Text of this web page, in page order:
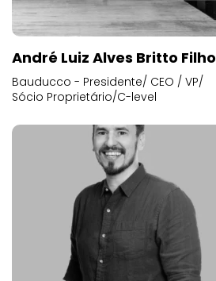
André Luiz Alves Britto Filho
Bauducco - Presidente/ CEO / VP/
Sócio Proprietário/C-level